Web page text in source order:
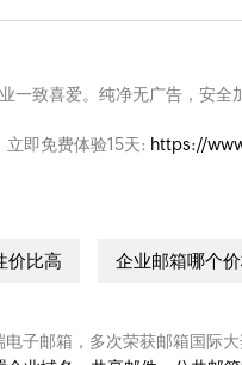
一致喜爱。纯净无广告，安全
立即免费体验15天: https://
价比高 企业邮箱哪个
子邮箱，多次荣获邮箱国际